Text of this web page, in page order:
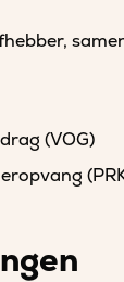
(VOG)